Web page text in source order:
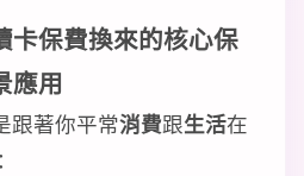
卡保費換來的核心保
應用
跟著你平常消費跟生活在